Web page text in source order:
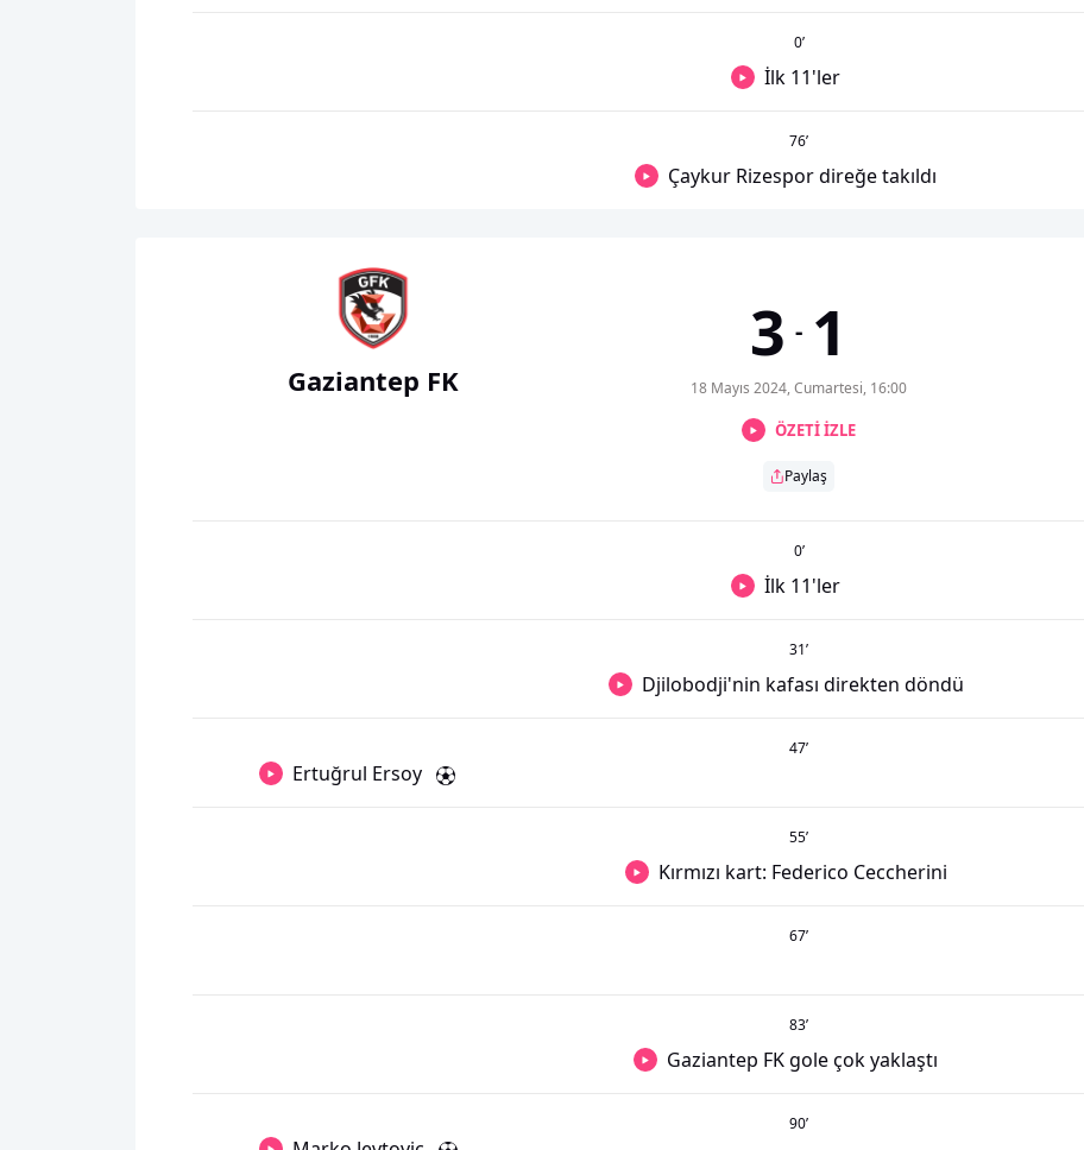
0’
İlk 11'ler
76’
Çaykur Rizespor direğe takıldı
Gaziantep FK
3 - 1
18 Mayıs 2024, Cumartesi, 16:00
ÖZETİ İZLE
Paylaş
0’
İlk 11'ler
31’
Djilobodji'nin kafası direkten döndü
47’
Ertuğrul Ersoy
55’
Kırmızı kart: Federico Ceccherini
67’
83’
Gaziantep FK gole çok yaklaştı
90’